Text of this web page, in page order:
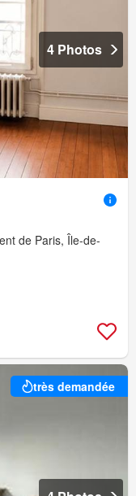
4 Photos
de Paris, Île-de-
très demandée